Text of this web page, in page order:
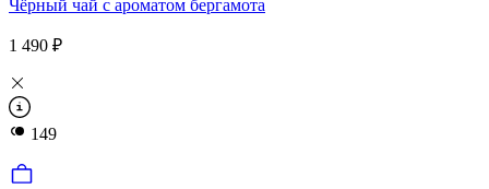
Чёрный чай с ароматом бергамота
1 490 ₽
149